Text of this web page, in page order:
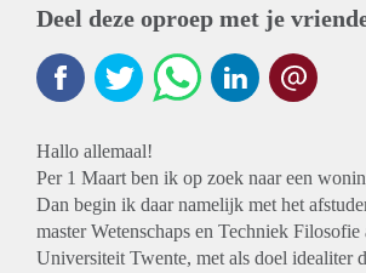
Deel deze oproep met je
Hallo allemaal!
Per 1 Maart ben ik op zoek naar een
Dan begin ik daar namelijk met het
master Wetenschaps en Techniek Filosofie
Universiteit Twente, met als doel idealiter